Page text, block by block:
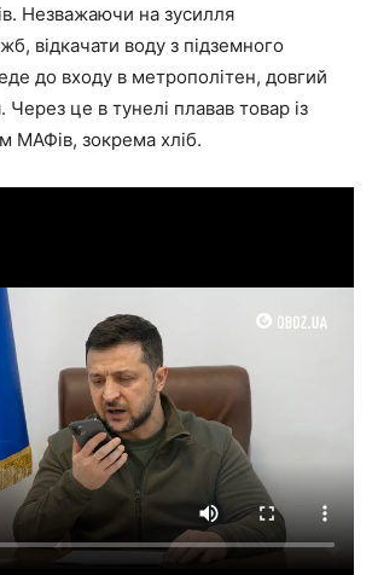
Незважаючи на зусилля
відкачати воду з підземного
до входу в метрополітен, довгий
Через це в тунелі плавав товар із
МАФів, зокрема хліб.